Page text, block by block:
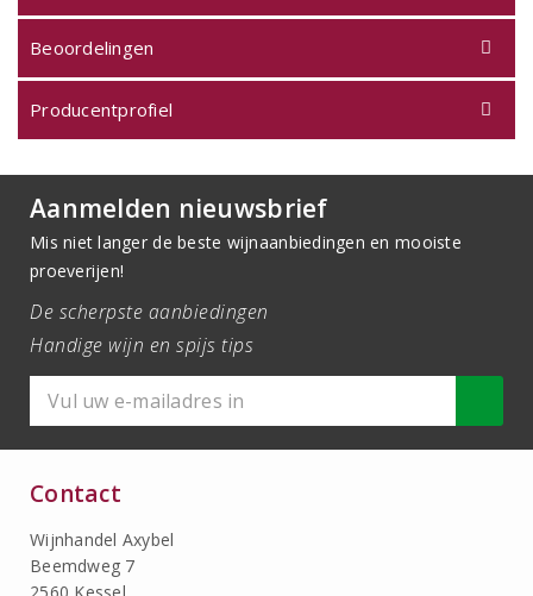
Beoordelingen
Producentprofiel
Aanmelden nieuwsbrief
Mis niet langer de beste wijnaanbiedingen en mooiste
proeverijen!
De scherpste aanbiedingen
Handige wijn en spijs tips
Contact
Wijnhandel Axybel
Beemdweg 7